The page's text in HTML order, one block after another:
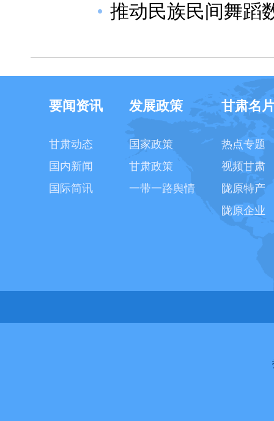
推动民族民间舞蹈
要闻资讯
甘肃动态
国内新闻
国际简讯
发展政策
国家政策
甘肃政策
一带一路舆情
甘肃名
热点专题
视频甘肃
陇原特产
陇原企业